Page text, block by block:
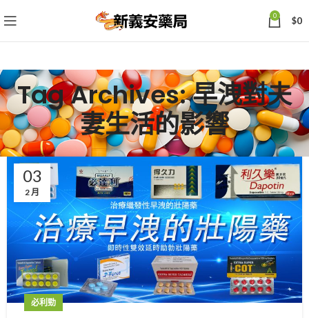
0 $0
Tag Archives: 早洩對夫
妻生活的影響
03
2 月
必利勁